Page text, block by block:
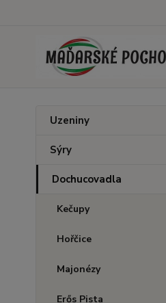
Uzeniny
Sýry
Dochucovadla
Kečupy
Hořčice
Majonézy
Erős Pista